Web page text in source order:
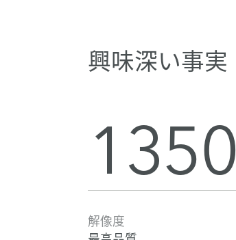
興味深い事実
1350
解像度